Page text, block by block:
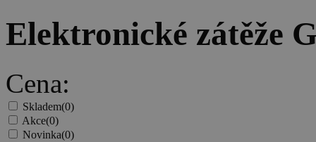
Elektronické zátěže
Cena:
Skladem(0)
Akce(0)
Novinka(0)